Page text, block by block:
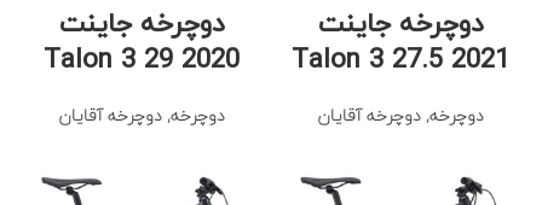
دوچرخه جاینت
Talon 3 27.5 2021
دوچرخه, دوچرخه آقایان
دوچرخه جاینت
Talon 3 29 2020
دوچرخه, دوچرخه آقایان